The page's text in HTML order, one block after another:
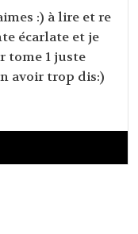
:) à lire et re
écarlate et je
tome 1 juste
avoir trop dis:)